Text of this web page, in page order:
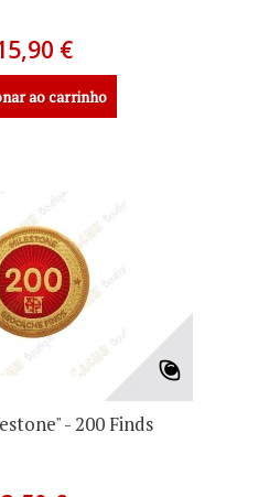
€
ao carrinho
- 200 Finds